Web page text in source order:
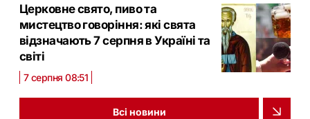
Церковне свято, пиво та
мистецтво говоріння: які свята
відзначають 7 серпня в Україні та
світі
7 серпня 08:51
Всі новини